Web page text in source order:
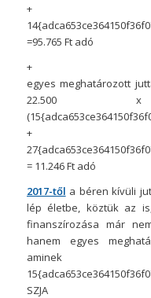
+
=95.765 Ft adó
+
egyes meghatározott
+
= 11.246 Ft adó
2017-től a béren kívüli
lép életbe, köztük az
finanszírozása már
hanem egyes